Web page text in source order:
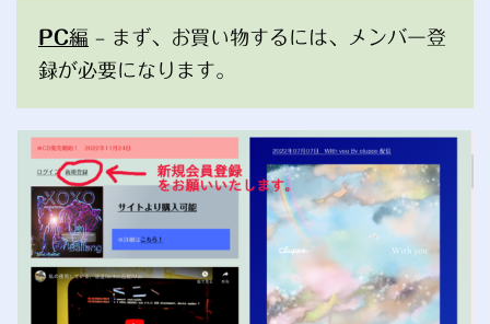
PC編 – まず、お買い物するには、メンバー登
録が必要になります。